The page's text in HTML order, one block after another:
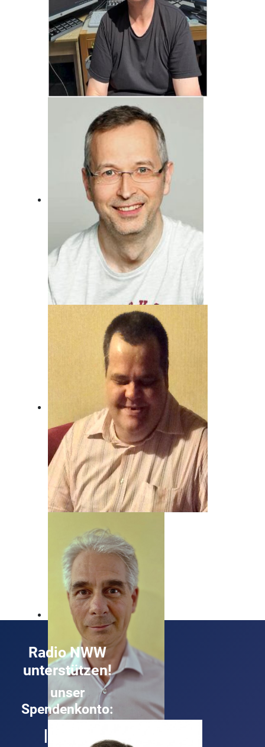
Der wird wohl nie erwachsen ... Will er
auch gar nicht!
Andreas von Juterzenka
Unser Mann für Deutsche Musik und
Unser Mann, wenn's um Rock geht!
Technik und Musik ist sein Ding
Radio NWW
unterstützen!
unser
Spendenkonto:
IBAN: